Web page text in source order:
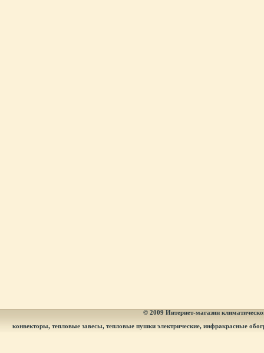
© 2009 Интернет-магазин
конвекторы, тепловые завесы, тепловые пушки электрические, инфракрасные